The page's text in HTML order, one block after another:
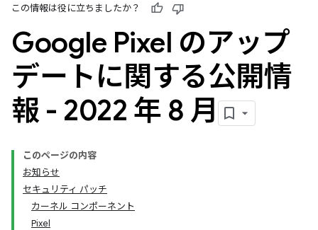
この情報は役に立ちましたか？
Google Pixel のアップ
デートに関する公開情
報 - 2022 年 8 月
このページの内容
お知らせ
セキュリティ パッチ
カーネル コンポーネント
Pixel